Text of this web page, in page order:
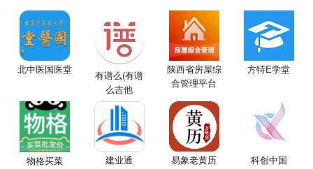
北中医国医堂
有谱么(有谱
么吉他
谱)V3.3
陕西省房屋综
合管理平台
方特E学堂
物格买菜 建业通 易象老黄历 科创中国